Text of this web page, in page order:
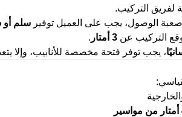
لفريق التركيب.
صعبة الوصول، يجب على العميل توفيرسلم أو
التركيب عن3 أمتار .
، يجب توفر فتحة مخصصة للأنابيب، وإلا
:
أمتار من مواسير